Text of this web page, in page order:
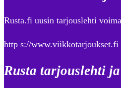
Rusta.fi uusin tarjouslehti
http s://www.viikkotarjoukset.fi
Rusta tarjouslehti